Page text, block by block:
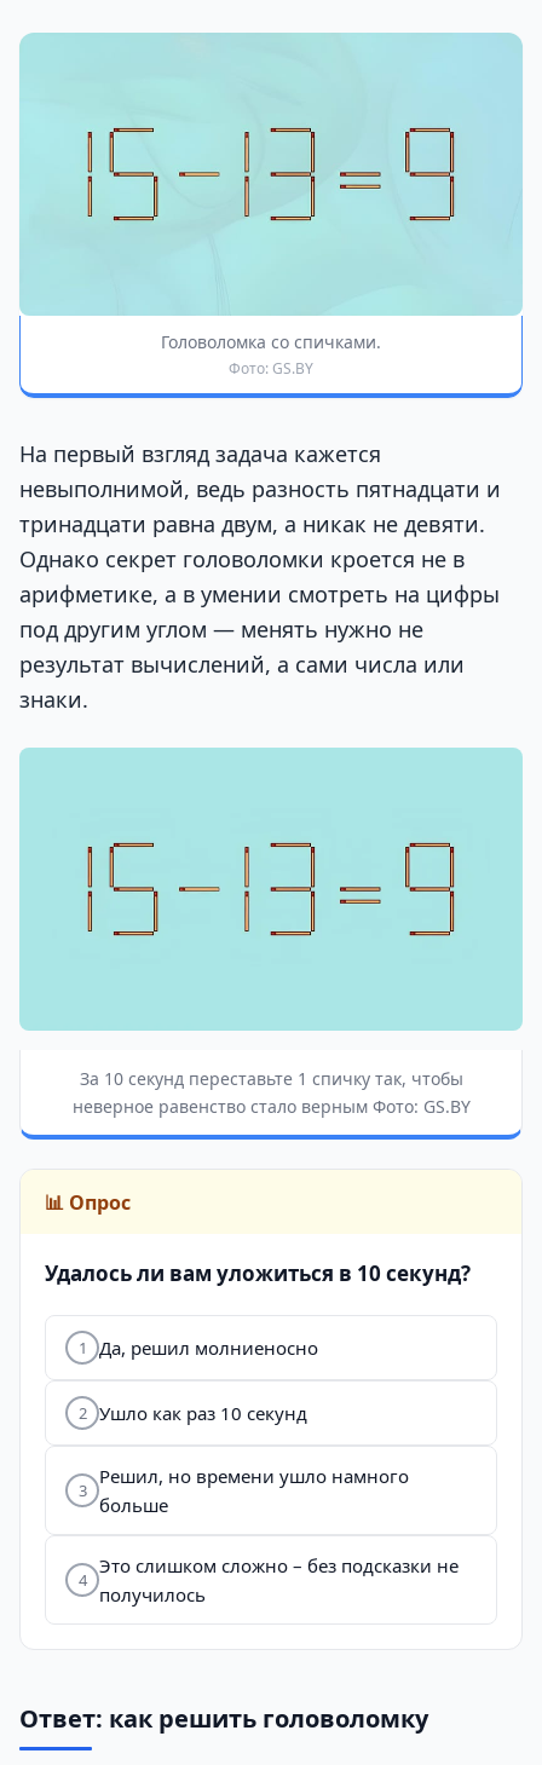
Головоломка со спичками.
Фото: GS.BY
На первый взгляд задача кажется
невыполнимой, ведь разность пятнадцати и
тринадцати равна двум, а никак не девяти.
Однако секрет головоломки кроется не в
арифметике, а в умении смотреть на цифры
под другим углом — менять нужно не
результат вычислений, а сами числа или
знаки.
За 10 секунд переставьте 1 спичку так, чтобы
неверное равенство стало верным Фото: GS.BY
📊 Опрос
Удалось ли вам уложиться в 10 секунд?
1 Да, решил молниеносно
2 Ушло как раз 10 секунд
3
Решил, но времени ушло намного
больше
4
Это слишком сложно – без подсказки не
получилось
Ответ: как решить головоломку